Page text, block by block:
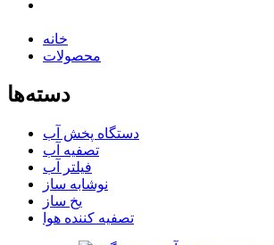
خانه
محصولات
دسته‌ها
دستگاه پخش آب
تصفیه آب
فیلتر آب
نوشابه ساز
یخ ساز
تصفیه کننده هوا